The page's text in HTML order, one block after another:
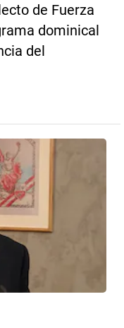
de Fuerza
dominical
del